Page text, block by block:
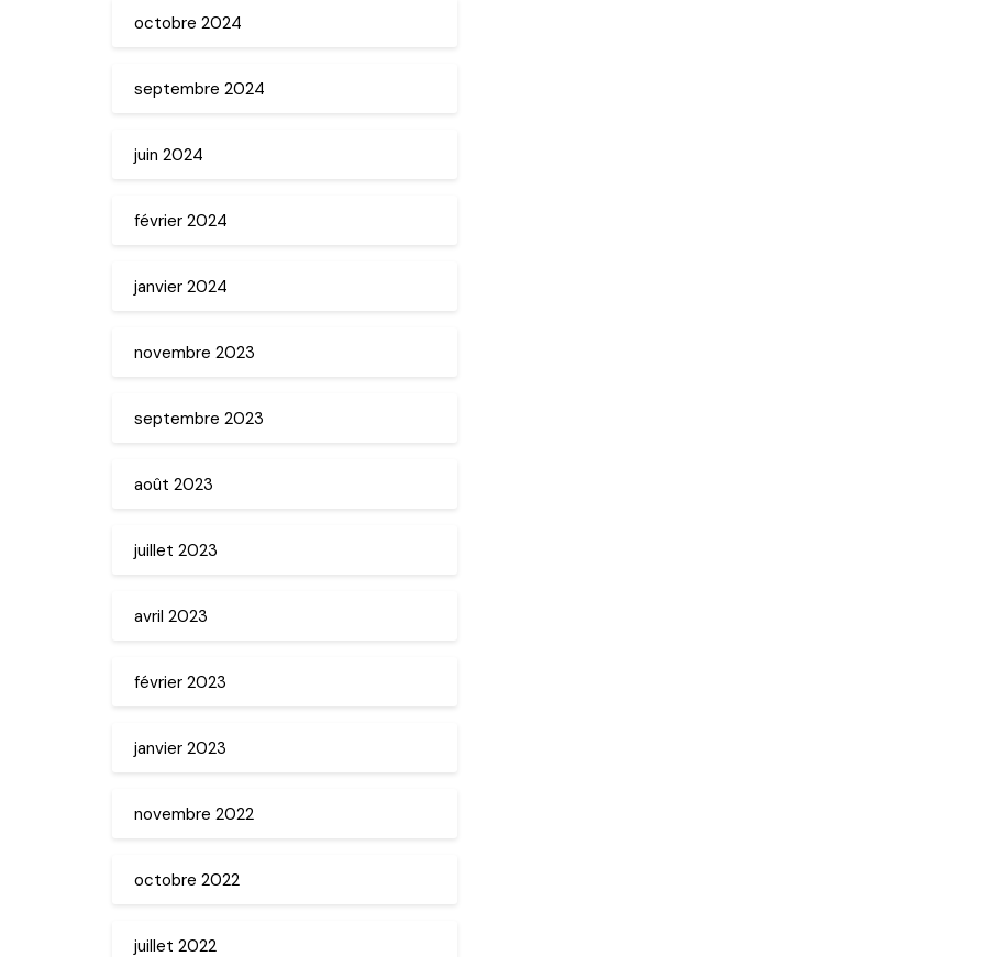
octobre 2024
septembre 2024
juin 2024
février 2024
janvier 2024
novembre 2023
septembre 2023
août 2023
juillet 2023
avril 2023
février 2023
janvier 2023
novembre 2022
octobre 2022
juillet 2022